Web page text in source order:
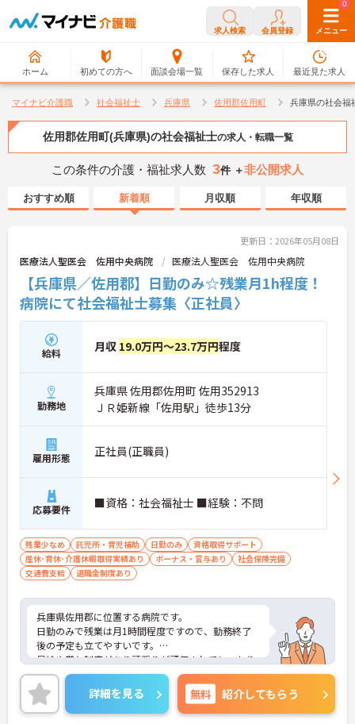
求人検索 会員登録 メニュー
ホーム 初めての方へ 面談会場一覧
0
保存した求人
0
最近見た求人
マイナビ介護職 社会福祉士 兵庫県 佐用郡佐用町 兵庫県の社会福
佐用郡佐用町(兵庫県)の社会福祉士の求人・転職一覧
この条件の介護・福祉求人数 3件 ＋非公開求人
おすすめ順 新着順 月収順 年収順
更新日：2026年05月08日
医療法人聖医会 佐用中央病院 医療法人聖医会 佐用中央病院
【兵庫県／佐用郡】日勤のみ☆残業月1h程度！
病院にて社会福祉士募集〈正社員〉
給料 月収 19.0万円～23.7万円程度
勤務地
兵庫県 佐用郡佐用町 佐用352913
ＪＲ姫新線「佐用駅」徒歩13分
雇用形態 正社員(正職員)
応募要件 ■資格：社会福祉士 ■経験：不問
残業少なめ 託児所・育児補助 日勤のみ
資格取得サポート
産休･育休･介護休暇取得実績あり
ボーナス・賞与あり
社会保険完備
交通費支給
退職金制度あり
兵庫県佐用郡に位置する病院です。
日勤のみで残業は月1時間程度ですので、勤務終了
後の予定も立てやすいです。
昇給や賞与制度があり頑張りが評価されてしっかり
と職員に還元されます。
ご興味のある方には、面接対策ポイントなど、さら
に詳細をお話しいたしますのでお気軽にご相談くだ
さい！
詳細を見る 無料 紹介してもらう